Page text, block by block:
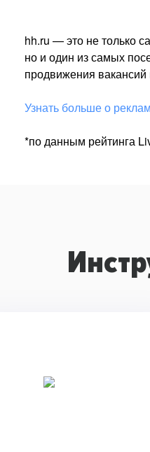
hh.ru — это не только
но и один из самых
продвижения вакансий
Узнать больше о
*по данным рейтинга